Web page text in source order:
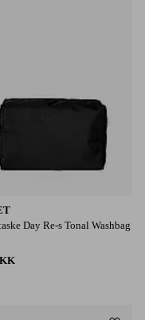
Day Re-s Tonal Washbag